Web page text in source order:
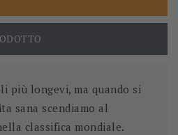
più longevi, ma quando si
sana scendiamo al
classifica mondiale.